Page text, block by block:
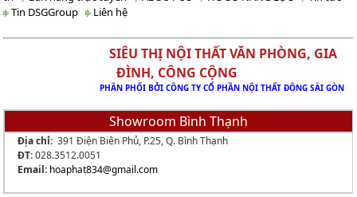
Tin DSGGroup
Liên hệ
SIÊU THỊ NỘI THẤT VĂN PHÒNG, GIA
ĐÌNH, CÔNG CỘNG
PHÂN PHỐI BỞI CÔNG TY CỔ PHẦN NỘI THẤT ĐÔNG SÀI GÒN
Showroom Bình Thạnh
Địa chỉ:391 Điện Biên Phủ, P.25, Q. Bình Thạnh
ĐT:028.3512.0051
Email: hoaphat834@gmail.com